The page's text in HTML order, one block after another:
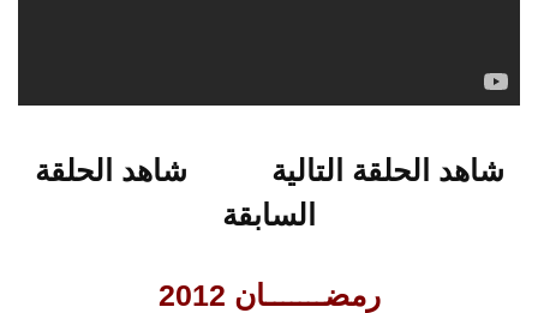
شاهد الحلقة التالية
شاهد الحلقة
السابقة
رمضـــــــان 2012